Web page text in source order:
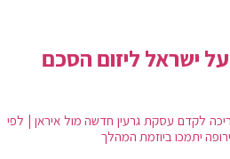
ישראל ליזום הסכם
לקדם עסקת גרעין חדשה מול איראן | לפי
יתמכו ביוזמת המהלך